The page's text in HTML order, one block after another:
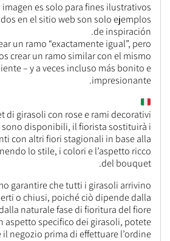
imagen es solo para fines ilustrativos.
en el sitio web son solo ejemplos
de inspiración.
un ramo “exactamente igual”, pero
crear un ramo similar con el mismo
– y a veces incluso más bonito e
impresionante.
girasoli con rose e rami decorativi 🌻🌹
sono disponibili, il fiorista sostituirà i
con altri fiori stagionali in base alla
lo stile, i colori e l’aspetto ricco
del bouquet.
garantire che tutti i girasoli arrivino
o chiusi, poiché ciò dipende dalla
naturale fase di fioritura del fiore.
aspetto specifico dei girasoli, potete
negozio prima di effettuare l’ordine.